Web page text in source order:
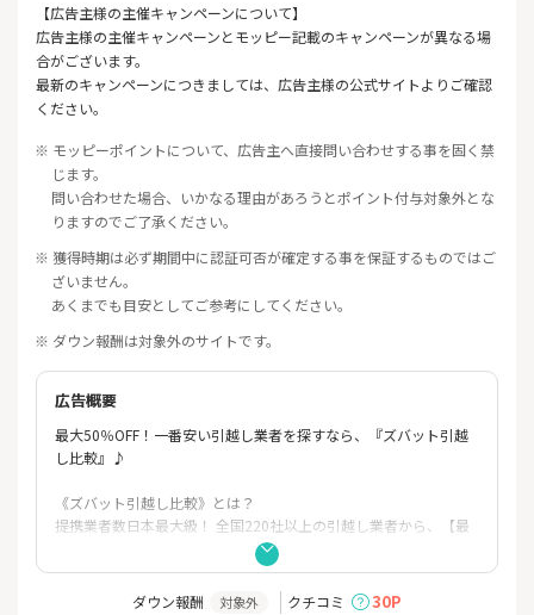
【広告主様の主催キャンペーンについて】
広告主様の主催キャンペーンとモッピー記載のキャンペーンが異なる場
合がございます。
最新のキャンペーンにつきましては、広告主様の公式サイトよりご確認
ください。
※ モッピーポイントについて、広告主へ直接問い合わせする事を固く禁
じます。
問い合わせた場合、いかなる理由があろうとポイント付与対象外とな
りますのでご了承ください。
※ 獲得時期は必ず期間中に認証可否が確定する事を保証するものではご
ざいません。
あくまでも目安としてご参考にしてください。
※ ダウン報酬は対象外のサイトです。
広告概要
最大50％OFF！一番安い引越し業者を探すなら、『ズバット引越
し比較』♪
《ズバット引越し比較》とは？
提携業者数日本最大級！ 全国220社以上の引越し業者から、【最
短1分】で、一番安い引越し業者が探せます♪
なんと！最大50％OFF！？
ご紹介件数は2,200万件突破！
ダウン報酬 対象外 クチコミ 30P